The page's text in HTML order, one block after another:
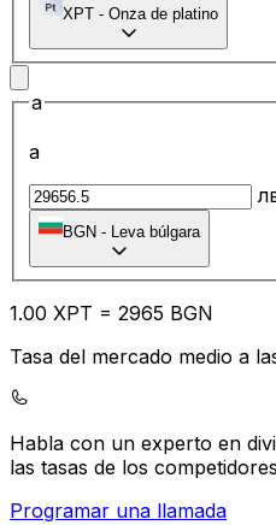
XPT - Onza de platino
a
a
BGN - Leva búlgara
1.00 XPT = 2965 BGN
Tasa del mercado medio a
Habla con un experto en
las tasas de los
Programar una llamada